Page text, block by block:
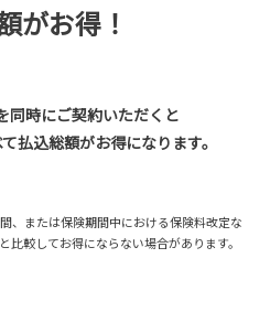
がお得！
同時にご契約いただくと
払込総額がお得になります。
、または保険期間中における保険料改定な
比較してお得にならない場合があります。